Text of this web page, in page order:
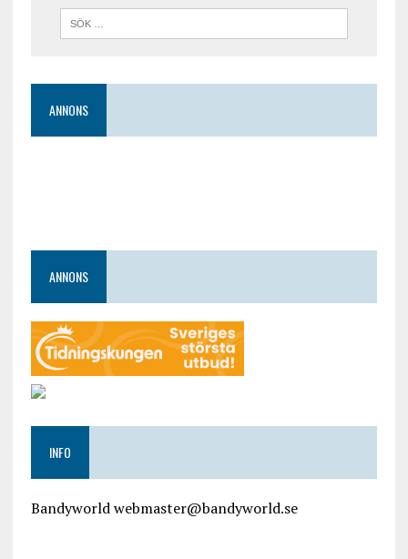
ANNONS
ANNONS
INFO
Bandyworld webmaster@bandyworld.se